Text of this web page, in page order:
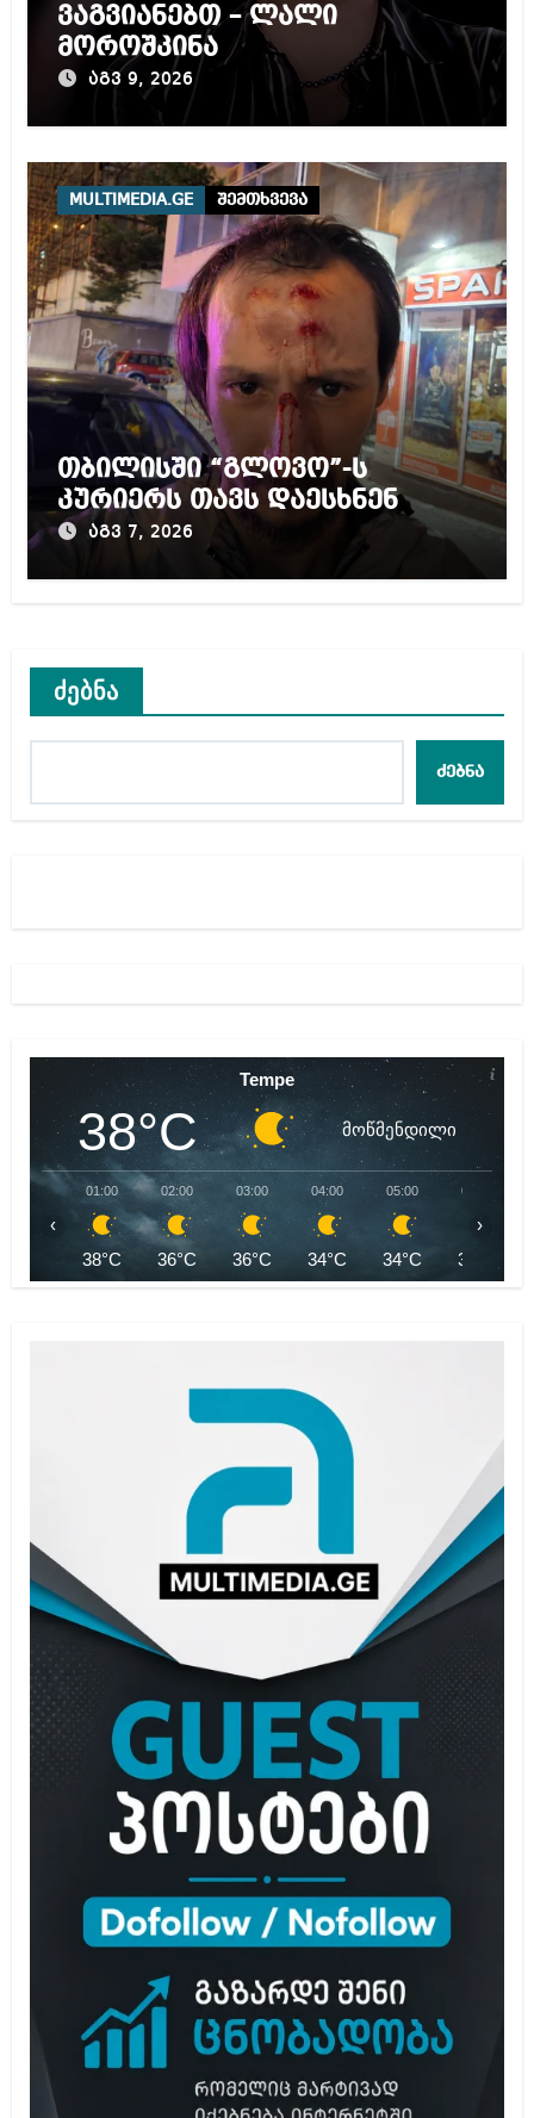
ვაგვიანებთ – ლალი
მოროშკინა
აგვ 9, 2026
MULTIMEDIA.GE შემთხვევა
თბილისში “გლოვო”-ს
კურიერს თავს დაესხნენ
აგვ 7, 2026
ძებნა
ძებნა
Tempe
38°C მოწმენდილი
01:00
38°C
02:00
36°C
03:00
36°C
04:00
34°C
05:00
34°C
06:00
33°C
‹ ›